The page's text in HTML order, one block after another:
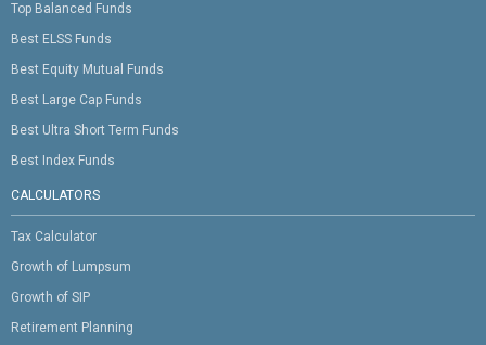
Top Balanced Funds
Best ELSS Funds
Best Equity Mutual Funds
Best Large Cap Funds
Best Ultra Short Term Funds
Best Index Funds
CALCULATORS
Tax Calculator
Growth of Lumpsum
Growth of SIP
Retirement Planning